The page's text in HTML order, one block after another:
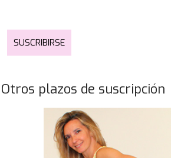
SUSCRIBIRSE
Otros plazos de suscripción